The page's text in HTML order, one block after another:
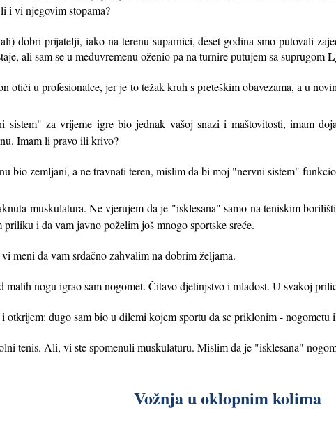
i vi njegovim stopama?
dobri prijatelji, iako na terenu suparnici, deset godina smo putovali
ali sam se u međuvremenu oženio pa na turnire putujem sa suprugom
otići u profesionalce, jer je to težak kruh s preteškim obavezama, a u
sistem" za vrijeme igre bio jednak vašoj snazi i maštovitosti, imam
Imam li pravo ili krivo?
bio zemljani, a ne travnati teren, mislim da bi moj "nervni sistem"
muskulatura. Ne vjerujem da je "isklesana" samo na teniskim
i da vam javno poželim još mnogo sportske sreće.
meni da vam srdačno zahvalim na dobrim željama.
malih nogu igrao sam nogomet. Čitavo djetinjstvo i mladost. U svakoj
otkrijem: dugo sam bio u dilemi kojem sportu da se priklonim - nogometu
tenis. Ali, vi ste spomenuli muskulaturu. Mislim da je "isklesana"
Vožnja u oklopnim kolima